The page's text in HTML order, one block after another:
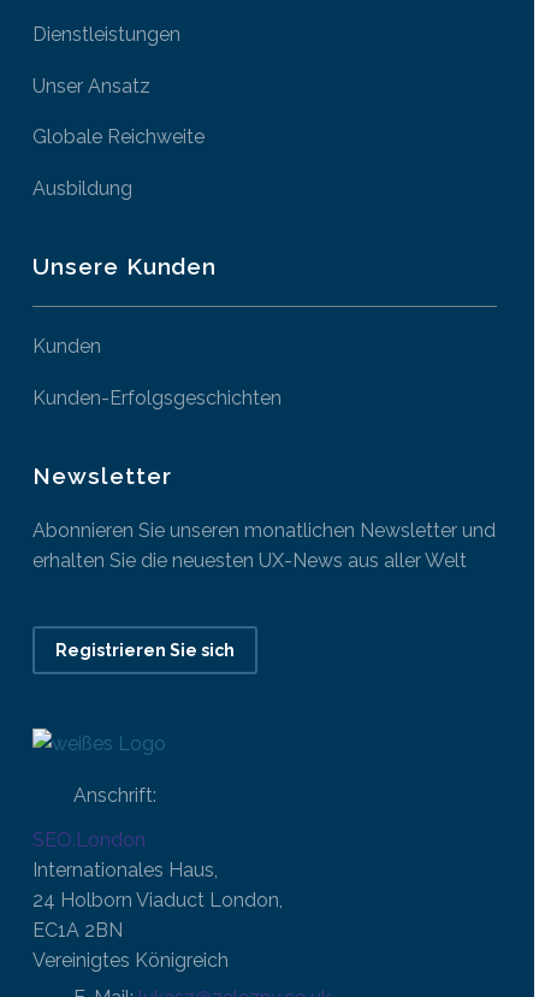
Dienstleistungen
Unser Ansatz
Globale Reichweite
Ausbildung
Unsere Kunden
Kunden
Kunden-Erfolgsgeschichten
Newsletter
Abonnieren Sie unseren monatlichen Newsletter und
erhalten Sie die neuesten UX-News aus aller Welt
Registrieren Sie sich
Anschrift:
SEO.London
Internationales Haus,
24 Holborn Viaduct London,
EC1A 2BN
Vereinigtes Königreich